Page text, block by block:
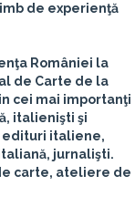
de experienţă
României la
de Carte de la
cei mai importanţi
italienişti şi
edituri italiene,
jurnalişti.
carte, ateliere de